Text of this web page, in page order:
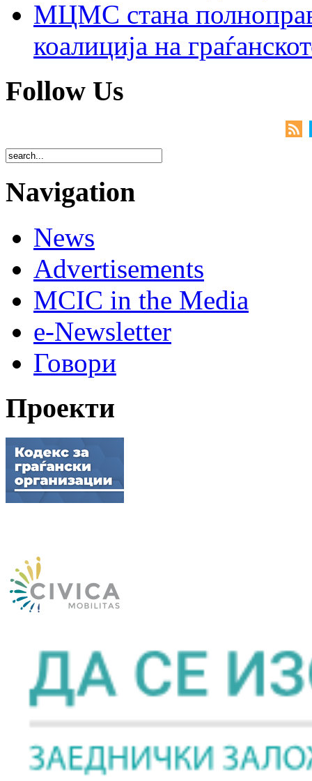
МЦМС стана
коалиција на
Follow Us
Navigation
News
Advertisements
MCIC in the Media
e-Newsletter
Говори
Проекти